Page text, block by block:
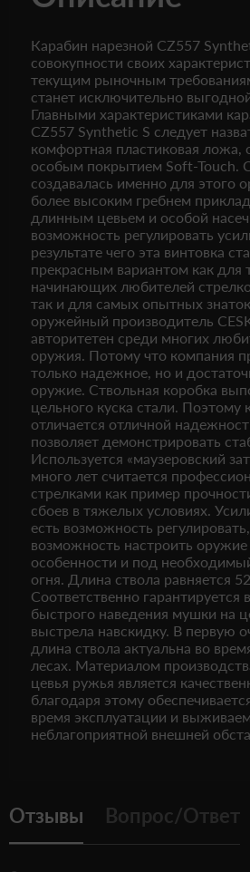
Карабин нарезной CZ557
совокупности своих
текущим рыночным
станет исключительно
Главными характеристиками
CZ557 Synthetic S следует
комфортная пластиковая ложа,
особым покрытием Soft-Touch.
создавалась именно для этого
более высоким гребнем
длинным цевьем и особой
возможность регулировать
результате чего эта винтовка
прекрасным вариантом как для
начинающих любителей
так и для самых опытных
оружейный производитель
авторитетен среди многих
оружия. Потому что компания
только надежное, но и
оружие. Ствольная коробка
цельного куска стали. Поэтому
отличается отличной
позволяет демонстрировать
Используется «маузеровский
много лет считается
стрелками как пример
сбоев в тяжелых условиях.
есть возможность
возможность настроить
особенности и под
огня. Длина ствола равняется
Соответственно гарантируется
быстрого наведения мушки на
выстрела навскидку. В первую
длина ствола актуальна во
лесах. Материалом
цевья ружья является
благодаря этому
время эксплуатации и
неблагоприятной внешней
Отзывы Вопрос/Ответ